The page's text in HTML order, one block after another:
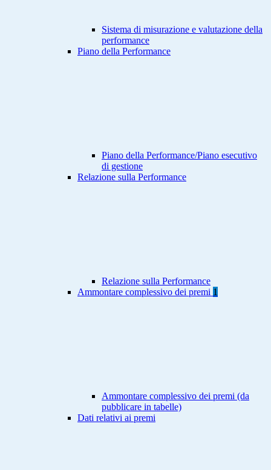
Sistema di misurazione e valutazione della
performance
Piano della Performance
Piano della Performance/Piano esecutivo
di gestione
Relazione sulla Performance
Relazione sulla Performance
Ammontare complessivo dei premi 1
Ammontare complessivo dei premi (da
pubblicare in tabelle)
Dati relativi ai premi